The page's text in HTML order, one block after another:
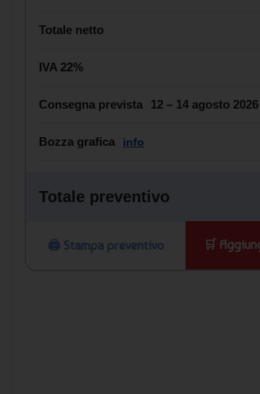
Totale netto
IVA 22%
Consegna prevista 12 – 14 agosto 2026
Bozza grafica info
Totale preventivo
🖨️ Stampa preventivo 🛒